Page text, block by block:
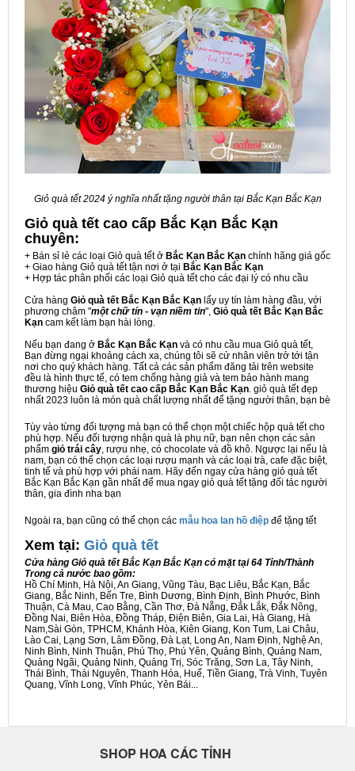
Giỏ quà tết 2024 ý nghĩa nhất tặng người thân tại Bắc Kạn Bắc Kạn
Giỏ quà tết cao cấp Bắc Kạn Bắc Kạn
chuyên:
+ Bán sỉ lẻ các loại Giỏ quà tết ở Bắc Kạn Bắc Kạn chính hãng giá gốc
+ Giao hàng Giỏ quà tết tận nơi ở tại Bắc Kạn Bắc Kạn
+ Hợp tác phân phối các loại Giỏ quà tết cho các đại lý có nhu cầu
Cửa hàng Giỏ quà tết Bắc Kạn Bắc Kạn lấy uy tín làm hàng đầu, với
phương châm "một chữ tín - vạn niềm tin", Giỏ quà tết Bắc Kạn Bắc
Kạn cam kết làm bạn hài lòng.
Nếu bạn đang ở Bắc Kạn Bắc Kạn và có nhu cầu mua Giỏ quà tết,
Bạn đừng ngại khoảng cách xa, chúng tôi sẽ cử nhân viên trở tới tận
nơi cho quý khách hàng. Tất cả các sản phẩm đăng tải trên website
đều là hình thực tế, có tem chống hàng giả và tem bảo hành mang
thương hiệu Giỏ quà tết cao cấp Bắc Kạn Bắc Kạn. giỏ quà tết đẹp
nhất 2023 luôn là món quà chất lượng nhất để tặng người thân, bạn bè
Tùy vào từng đối tượng mà bạn có thể chọn một chiếc hộp quà tết cho
phù hợp. Nếu đối tượng nhận quà là phụ nữ, bạn nên chọn các sản
phẩm giỏ trái cây, rượu nhẹ, có chocolate và đồ khô. Ngược lại nếu là
nam, bạn có thể chọn các loại rượu mạnh và các loại trà, cafe đặc biệt,
tinh tế và phù hợp với phái nam. Hãy đến ngay cửa hàng giỏ quà tết
Bắc Kạn Bắc Kạn gần nhất để mua ngay giỏ quà tết tặng đối tác người
thân, gia đình nha bạn
Ngoài ra, bạn cũng có thể chọn các mẫu hoa lan hồ điệp để tặng tết
Xem tại: Giỏ quà tết
Cửa hàng Giỏ quà tết Bắc Kạn Bắc Kạn có mặt tại 64 Tỉnh/Thành
Trong cả nước bao gồm:
Hồ Chí Minh, Hà Nội, An Giang, Vũng Tàu, Bạc Liêu, Bắc Kạn, Bắc
Giang, Bắc Ninh, Bến Tre, Bình Dương, Bình Định, Bình Phước, Bình
Thuận, Cà Mau, Cao Bằng, Cần Thơ, Đà Nẵng, Đắk Lắk, Đắk Nông,
Đồng Nai, Biên Hòa, Đồng Tháp, Điện Biên, Gia Lai, Hà Giang, Hà
Nam,Sài Gòn, TPHCM, Khánh Hòa, Kiên Giang, Kon Tum, Lai Châu,
Lào Cai, Lạng Sơn, Lâm Đồng, Đà Lạt, Long An, Nam Định, Nghệ An,
Ninh Bình, Ninh Thuận, Phú Thọ, Phú Yên, Quảng Bình, Quảng Nam,
Quảng Ngãi, Quảng Ninh, Quảng Trị, Sóc Trăng, Sơn La, Tây Ninh,
Thái Bình, Thái Nguyên, Thanh Hóa, Huế, Tiền Giang, Trà Vinh, Tuyên
Quang, Vĩnh Long, Vĩnh Phúc, Yên Bái...
SHOP HOA CÁC TỈNH